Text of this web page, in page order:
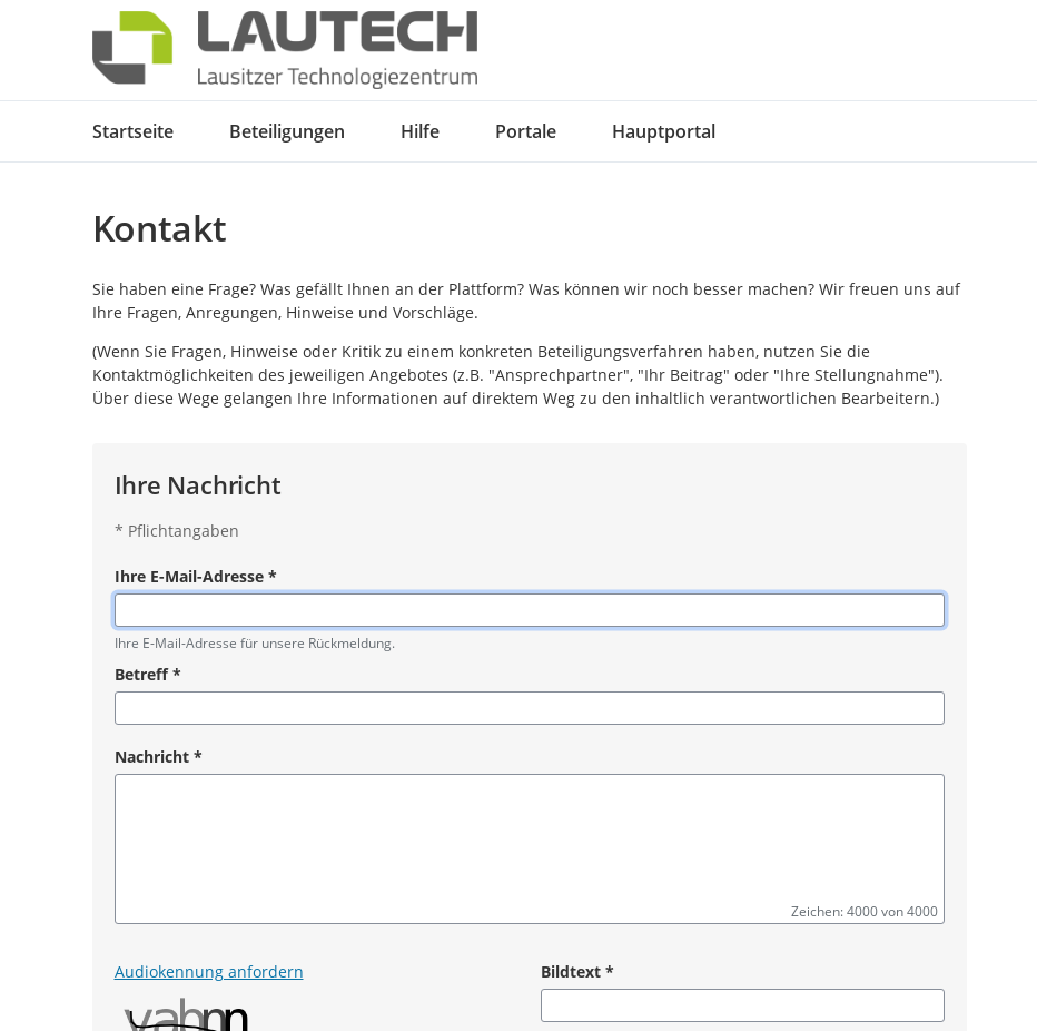
Startseite Beteiligungen Hilfe Portale Hauptportal
Kontakt
Sie haben eine Frage? Was gefällt Ihnen an der Plattform? Was können wir noch besser machen? Wir freuen uns auf
Ihre Fragen, Anregungen, Hinweise und Vorschläge.
(Wenn Sie Fragen, Hinweise oder Kritik zu einem konkreten Beteiligungsverfahren haben, nutzen Sie die
Kontaktmöglichkeiten des jeweiligen Angebotes (z.B. "Ansprechpartner", "Ihr Beitrag" oder "Ihre Stellungnahme").
Über diese Wege gelangen Ihre Informationen auf direktem Weg zu den inhaltlich verantwortlichen Bearbeitern.)
Ihre Nachricht
* Pflichtangaben
Ihre E-Mail-Adresse*
Pflichtangabe
Ihre E-Mail-Adresse für unsere Rückmeldung.
Betreff*
Nachricht*
Zeichen: 4000 von 4000
Audiokennung anfordern Bildtext *